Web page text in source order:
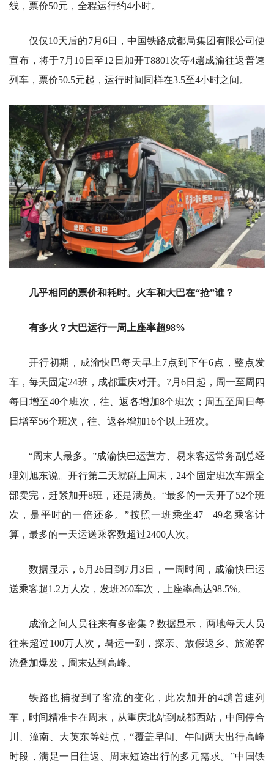
线，票价50元，全程运行约4小时。
仅仅10天后的7月6日，中国铁路成都局集团有限公司便
宣布，将于7月10日至12日加开T8801次等4趟成渝往返普速
列车，票价50.5元起，运行时间同样在3.5至4小时之间。
几乎相同的票价和耗时。火车和大巴在“抢”谁？
有多火？大巴运行一周上座率超98%
开行初期，成渝快巴每天早上7点到下午6点，整点发
车，每天固定24班，成都重庆对开。7月6日起，周一至周四
每日增至40个班次，往、返各增加8个班次；周五至周日每
日增至56个班次，往、返各增加16个以上班次。
“周末人最多。”成渝快巴运营方、易来客运常务副总经
理刘旭东说。开行第二天就碰上周末，24个固定班次车票全
部卖完，赶紧加开8班，还是满员。“最多的一天开了52个班
次，是平时的一倍还多。”按照一班乘坐47—49名乘客计
算，最多的一天运送乘客数超过2400人次。
数据显示，6月26日到7月3日，一周时间，成渝快巴运
送乘客超1.2万人次，发班260车次，上座率高达98.5%。
成渝之间人员往来有多密集？数据显示，两地每天人员
往来超过100万人次，暑运一到，探亲、放假返乡、旅游客
流叠加爆发，周末达到高峰。
铁路也捕捉到了客流的变化，此次加开的4趟普速列
车，时间精准卡在周末，从重庆北站到成都西站，中间停合
川、潼南、大英东等站点，“覆盖早间、午间两大出行高峰
时段，满足一日往返、周末短途出行的多元需求。”中国铁